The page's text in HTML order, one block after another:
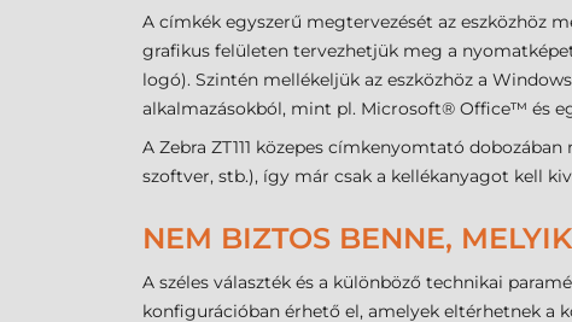
A címkék egyszerű megtervezését az eszközhöz
grafikus felületen tervezhetjük meg a
logó). Szintén mellékeljük az eszközhöz a
alkalmazásokból, mint pl. Microsoft® Office™ és
A Zebra ZT111 közepes címkenyomtató
szoftver, stb.), így már csak a kellékanyagot kell
NEM BIZTOS BENNE,
A széles választék és a különböző technikai
konfigurációban érhető el, amelyek eltérhetnek a